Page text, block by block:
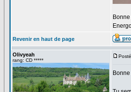
Revenir en haut de page
Olivyeah
rang: CD *****